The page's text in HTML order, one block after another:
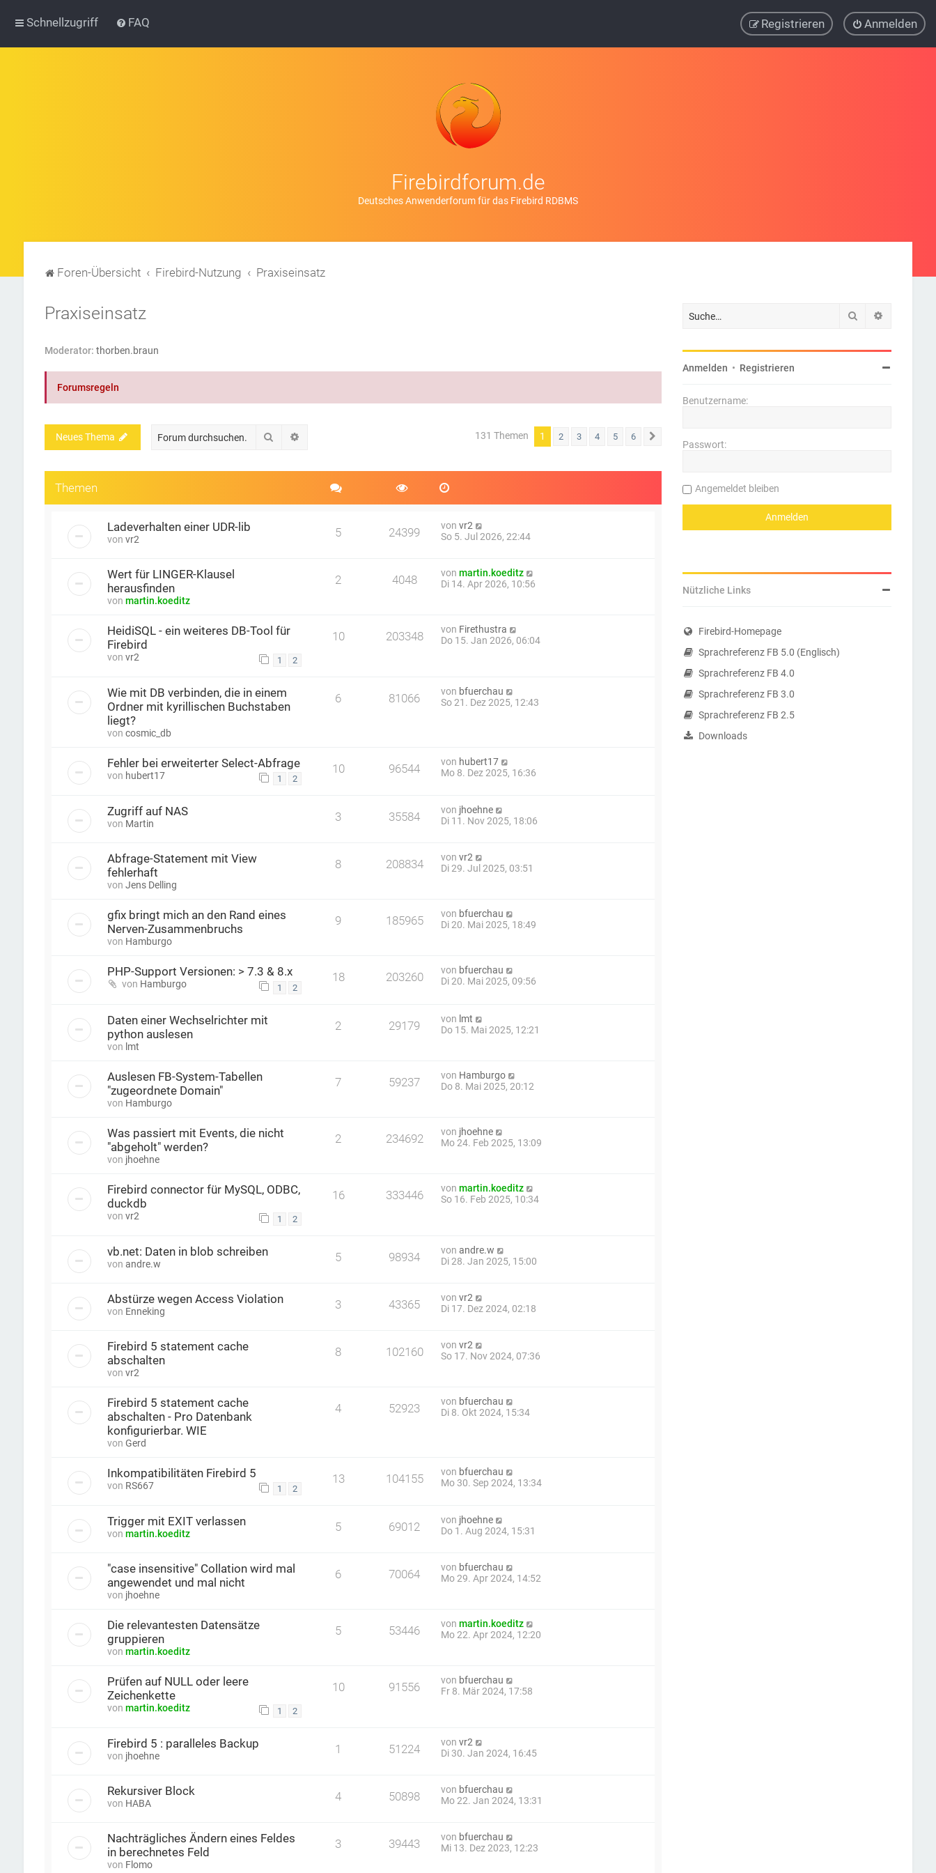
Schnellzugriff FAQ Anmelden
Registrieren
Firebirdforum.de
Deutsches Anwenderforum für das Firebird RDBMS
Foren-Übersicht Firebird-Nutzung Praxiseinsatz
Praxiseinsatz
Moderator: thorben.braun
Forumsregeln
Neues Thema Suche 131 Themen 1 2 3 4 5 6 Nächste
Themen
Ladeverhalten einer UDR-lib
von vr2 5 24399 vonvr2
So 5. Jul 2026, 22:44
Wert für LINGER-Klausel
herausfinden
von martin.koeditz
2 4048 vonmartin.koeditz
Di 14. Apr 2026, 10:56
HeidiSQL - ein weiteres DB-Tool für
Firebird
von vr2 1 2
10 203348 von Firethustra
Do 15. Jan 2026, 06:04
Wie mit DB verbinden, die in einem
Ordner mit kyrillischen Buchstaben
liegt?
von cosmic_db
6 81066 von bfuerchau
So 21. Dez 2025, 12:43
Fehler bei erweiterter Select-Abfrage
von hubert17 1 2
10 96544 von hubert17
Mo 8. Dez 2025, 16:36
Zugriff auf NAS
von Martin 3 35584 von jhoehne
Di 11. Nov 2025, 18:06
Abfrage-Statement mit View
fehlerhaft
von Jens Delling
8 208834 vonvr2
Di 29. Jul 2025, 03:51
gfix bringt mich an den Rand eines
Nerven-Zusammenbruchs
von Hamburgo
9 185965 von bfuerchau
Di 20. Mai 2025, 18:49
PHP-Support Versionen: > 7.3 & 8.x
von Hamburgo 1 2
18 203260 von bfuerchau
Di 20. Mai 2025, 09:56
Daten einer Wechselrichter mit
python auslesen
von lmt
2 29179 von lmt
Do 15. Mai 2025, 12:21
Auslesen FB-System-Tabellen
"zugeordnete Domain"
von Hamburgo
7 59237 von Hamburgo
Do 8. Mai 2025, 20:12
Was passiert mit Events, die nicht
"abgeholt" werden?
von jhoehne
2 234692 von jhoehne
Mo 24. Feb 2025, 13:09
Firebird connector für MySQL, ODBC,
duckdb
von vr2 1 2
16 333446 vonmartin.koeditz
So 16. Feb 2025, 10:34
vb.net: Daten in blob schreiben
von andre.w 5 98934 vonandre.w
Di 28. Jan 2025, 15:00
Abstürze wegen Access Violation
von Enneking 3 43365 vonvr2
Di 17. Dez 2024, 02:18
Firebird 5 statement cache
abschalten
von vr2
8 102160 vonvr2
So 17. Nov 2024, 07:36
Firebird 5 statement cache
abschalten - Pro Datenbank
konfigurierbar. WIE
von Gerd
4 52923 von bfuerchau
Di 8. Okt 2024, 15:34
Inkompatibilitäten Firebird 5
von RS667 1 2
13 104155 von bfuerchau
Mo 30. Sep 2024, 13:34
Trigger mit EXIT verlassen
von martin.koeditz 5 69012 von jhoehne
Do 1. Aug 2024, 15:31
"case insensitive" Collation wird mal
angewendet und mal nicht
von jhoehne
6 70064 von bfuerchau
Mo 29. Apr 2024, 14:52
Die relevantesten Datensätze
gruppieren
von martin.koeditz
5 53446 vonmartin.koeditz
Mo 22. Apr 2024, 12:20
Prüfen auf NULL oder leere
Zeichenkette
von martin.koeditz 1 2
10 91556 von bfuerchau
Fr 8. Mär 2024, 17:58
Firebird 5 : paralleles Backup
von jhoehne 1 51224 vonvr2
Di 30. Jan 2024, 16:45
Rekursiver Block
von HABA 4 50898 von bfuerchau
Mo 22. Jan 2024, 13:31
Nachträgliches Ändern eines Feldes
in berechnetes Feld
von Flomo
3 39443 von bfuerchau
Mi 13. Dez 2023, 12:23
Suche
Anmelden • Registrieren
Benutzername:
Passwort:
Angemeldet bleiben
Nützliche Links
Firebird-Homepage
Sprachreferenz FB 5.0 (Englisch)
Sprachreferenz FB 4.0
Sprachreferenz FB 3.0
Sprachreferenz FB 2.5
Downloads